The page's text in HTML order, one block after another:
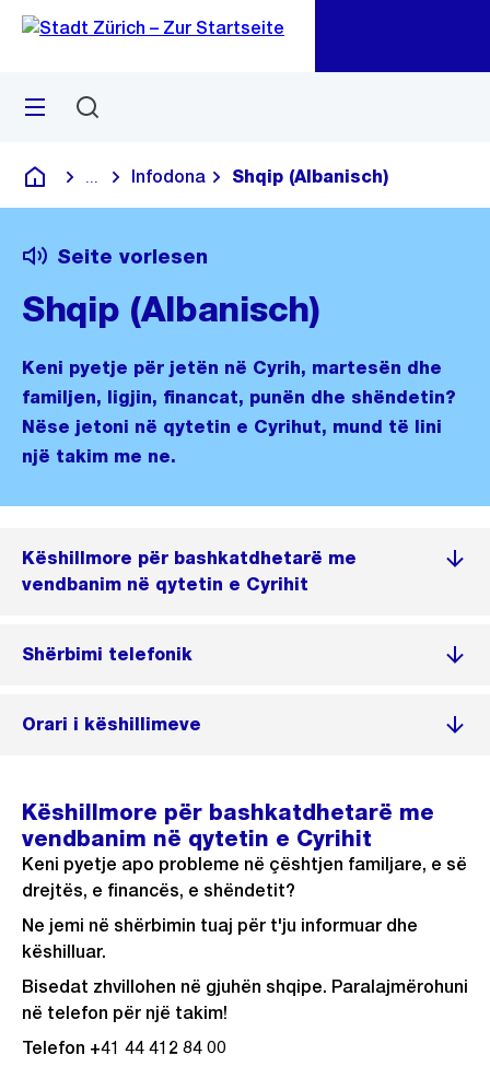
Navigation
Sprunglink
Menü
Deutsch
Blende alle Breadcrumbs ein
Infodona Shqip (Albanisch)
Seite vorlesen
Shqip (Albanisch)
Keni pyetje për jetën në Cyrih, martesën dhe
familjen, ligjin, financat, punën dhe shëndetin?
Nëse jetoni në qytetin e Cyrihut, mund të lini
një takim me ne.
Këshillmore për bashkatdhetarë me
vendbanim në qytetin e Cyrihit
Shërbimi telefonik
Orari i këshillimeve
Këshillmore për bashkatdhetarë me
vendbanim në qytetin e Cyrihit
Keni pyetje apo probleme në çështjen familjare, e së
drejtës, e financës, e shëndetit?
Ne jemi në shërbimin tuaj për t'ju informuar dhe
këshilluar.
Bisedat zhvillohen në gjuhën shqipe. Paralajmërohuni
në telefon për një takim!
Telefon +41 44 412 84 00